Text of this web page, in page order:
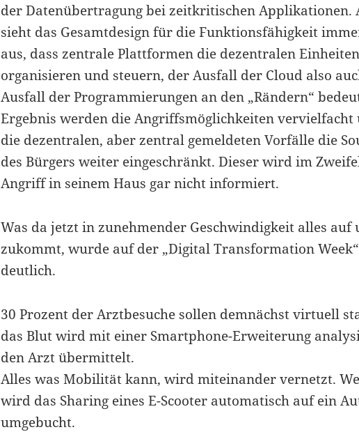
der Datenübertragung bei zeitkritischen Applikationen.
sieht das Gesamtdesign für die Funktionsfähigkeit
aus, dass zentrale Plattformen die dezentralen Einheiten
organisieren und steuern, der Ausfall der Cloud also
Ausfall der Programmierungen an den „Rändern“
Ergebnis werden die Angriffsmöglichkeiten vervielfacht
die dezentralen, aber zentral gemeldeten Vorfälle die
des Bürgers weiter eingeschränkt. Dieser wird im
Angriff in seinem Haus gar nicht informiert.
Was da jetzt in zunehmender Geschwindigkeit alles auf
zukommt, wurde auf der „Digital Transformation
deutlich.
30 Prozent der Arztbesuche sollen demnächst virtuell
das Blut wird mit einer Smartphone-Erweiterung
den Arzt übermittelt.
Alles was Mobilität kann, wird miteinander vernetzt.
wird das Sharing eines E-Scooter automatisch auf ein
umgebucht.